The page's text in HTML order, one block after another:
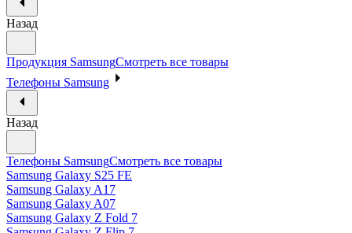
Назад
Продукция SamsungСмотреть все товары
Телефоны Samsung
Назад
Телефоны SamsungСмотреть все товары
Samsung Galaxy S25 FE
Samsung Galaxy A17
Samsung Galaxy A07
Samsung Galaxy Z Fold 7